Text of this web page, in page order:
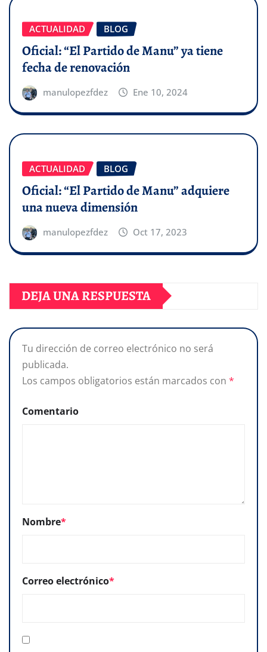
ACTUALIDAD BLOG
Oficial: “El Partido de Manu” ya tiene
fecha de renovación
manulopezfdez Ene 10, 2024
ACTUALIDAD BLOG
Oficial: “El Partido de Manu” adquiere
una nueva dimensión
manulopezfdez Oct 17, 2023
DEJA UNA RESPUESTA
Tu dirección de correo electrónico no será
publicada.
Los campos obligatorios están marcados con *
Comentario
Nombre*
Correo electrónico*